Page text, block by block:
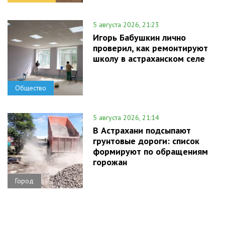
Общество
5 августа 2026, 21:23
Игорь Бабушкин лично
проверил, как ремонтируют
школу в астраханском селе
Город
5 августа 2026, 21:14
В Астрахани подсыпают
грунтовые дороги: список
формируют по обращениям
горожан